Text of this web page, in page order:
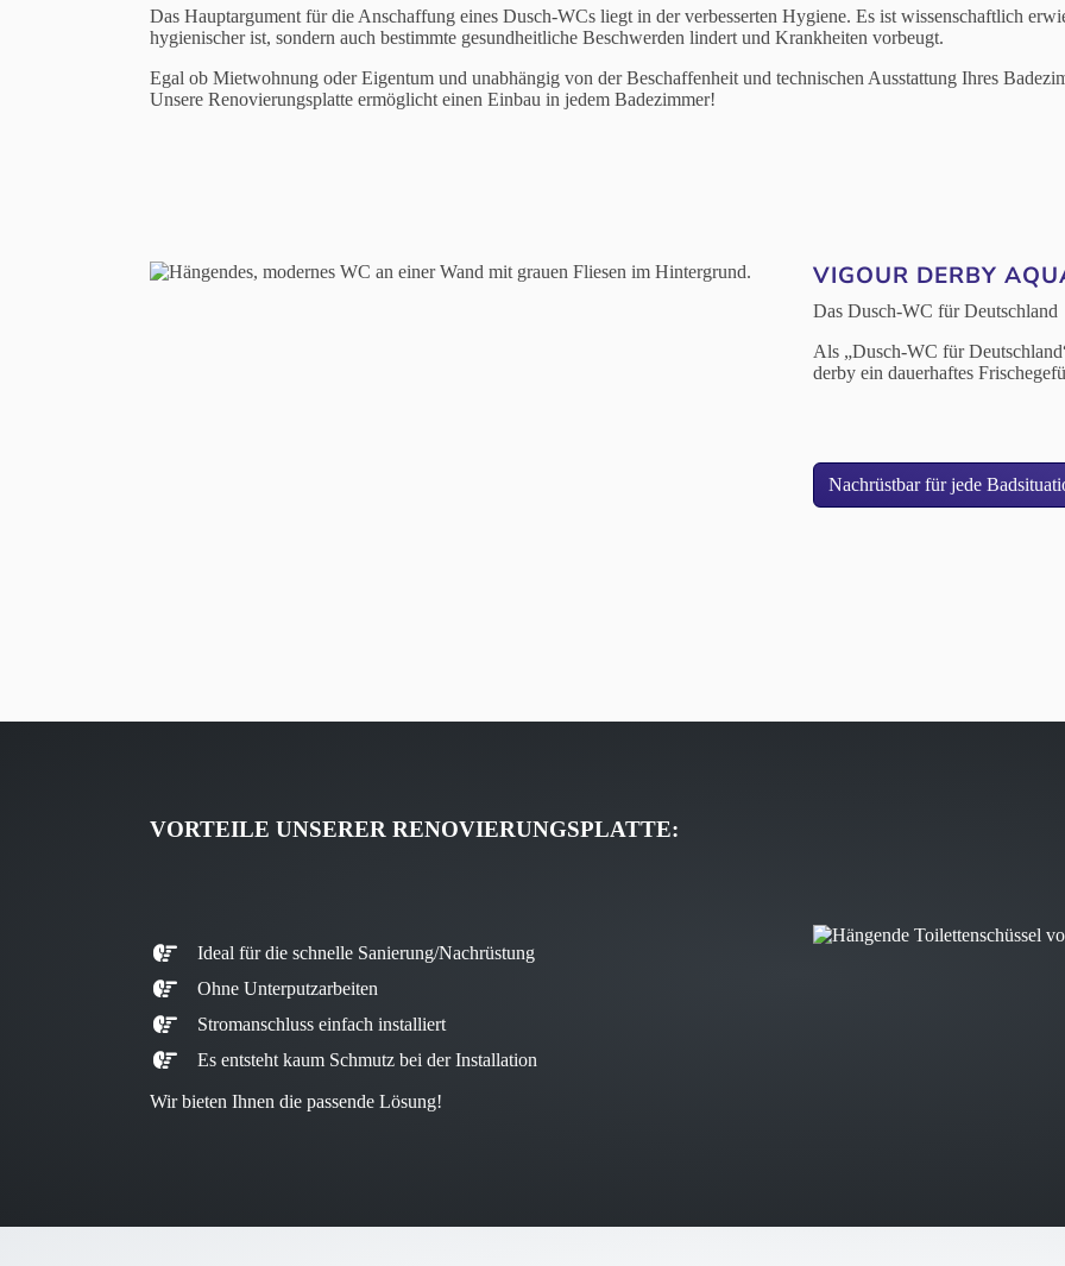
Das Hauptargument für die Anschaffung eines Dusch-WCs liegt in der verbesserten Hygiene. Es ist wissenschaftlich
hygienischer ist, sondern auch bestimmte gesundheitliche Beschwerden lindert und Krankheiten vorbeugt.
Egal ob Mietwohnung oder Eigentum und unabhängig von der Beschaffenheit und technischen Ausstattung Ihres
Unsere Renovierungsplatte ermöglicht einen Einbau in jedem Badezimmer!
VIGOUR DERBY
Das Dusch-WC für Deutschland
Als „Dusch-WC für
derby ein dauerhaftes
Nachrüstbar für jede
VORTEILE UNSERER RENOVIERUNGSPLATTE:
Ideal für die schnelle Sanierung/Nachrüstung
Ohne Unterputzarbeiten
Stromanschluss einfach installiert
Es entsteht kaum Schmutz bei der Installation
Wir bieten Ihnen die passende Lösung!